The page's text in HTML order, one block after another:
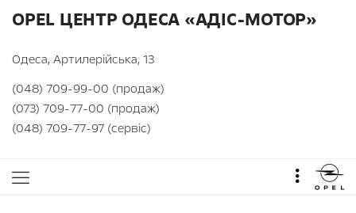
OPEL ЦЕНТР ОДЕСА «АДІС-МОТОР»
Одеса, Артилерійська, 13
(048) 709-99-00 (продаж)
(073) 709-77-00 (продаж)
(048) 709-77-97 (сервіс)